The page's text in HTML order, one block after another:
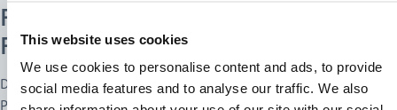
This website uses cookies
We use cookies to personalise content and ads, to provide
social media features and to analyse our traffic. We also
Fußorthese für Sprunggelenk- und
Fußverletzungen
Der protect.CAT Walker ist eine Unterschenkelorthese. Das
Produkt ist ausschließlich zur orthetischen Versorgung des Fußes